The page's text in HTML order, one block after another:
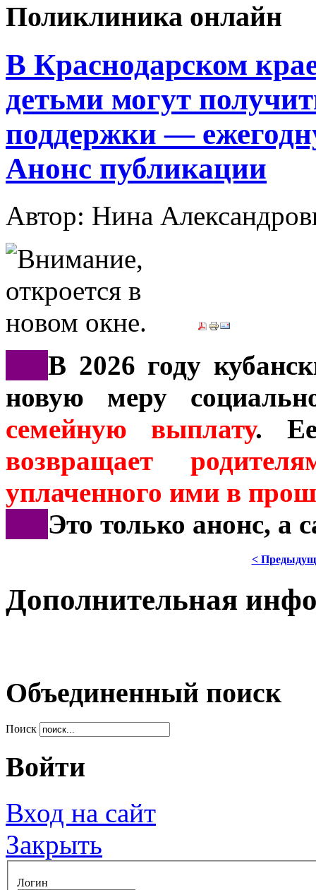
Поликлиника онлайн
В Краснодарском
детьми могут
поддержки —
Анонс публикации
Автор: Нина
В 2026 году
новую меру
семейную выплату. Ее
возвращает
уплаченного ими в
Это только анонс, а
<
Дополнительная
Объединенный поиск
Поиск
Войти
Вход на сайт
Закрыть
Логин